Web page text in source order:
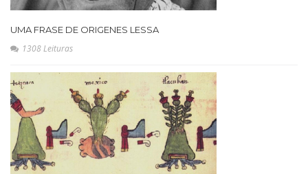
UMA FRASE DE ORIGENES LESSA
1308 Leituras